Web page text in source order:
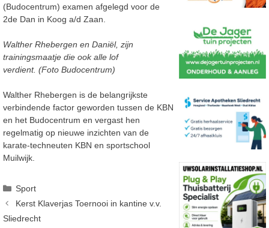
(Budocentrum) examen afgelegd voor de
2de Dan in Koog a/d Zaan.
Walther Rhebergen en Daniël, zijn
trainingsmaatje die ook alle lof
verdient. (Foto Budocentrum)
Walther Rhebergen is de belangrijkste
verbindende factor geworden tussen de KBN
en het Budocentrum en vergast hen
regelmatig op nieuwe inzichten van de
karate-techneuten KBN en sportschool
Muilwijk.
Categorieën
Sport
Kerst Klaverjas Toernooi in kantine v.v.
Sliedrecht